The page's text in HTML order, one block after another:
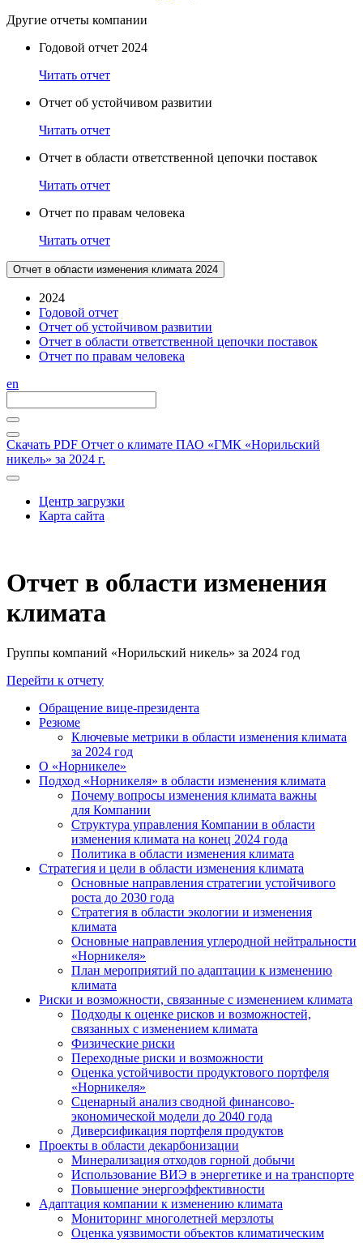
Другие отчеты компании
Годовой отчет 2024
Читать отчет
Отчет об устойчивом развитии
Читать отчет
Отчет в области ответственной цепочки поставок
Читать отчет
Отчет по правам человека
Читать отчет
Отчет в области изменения климата 2024
2024
Годовой отчет
Отчет об устойчивом развитии
Отчет в области ответственной цепочки поставок
Отчет по правам человека
en
Скачать PDF Отчет о климате ПАО «ГМК «Норильский
никель» за 2024 г.
Центр загрузки
Карта сайта
Отчет в области изменения
климата
Группы компаний «Норильский никель» за 2024 год
Перейти к отчету
Обращение вице-президента
Резюме
Ключевые метрики в области изменения климата
за 2024 год
О «Норникеле»
Подход «Норникеля» в области изменения климата
Почему вопросы изменения климата важны
для Компании
Структура управления Компании в области
изменения климата на конец 2024 года
Политика в области изменения климата
Стратегия и цели в области изменения климата
Основные направления стратегии устойчивого
роста до 2030 года
Стратегия в области экологии и изменения
климата
Основные направления углеродной нейтральности
«Норникеля»
План мероприятий по адаптации к изменению
климата
Риски и возможности, связанные с изменением климата
Подходы к оценке рисков и возможностей,
связанных с изменением климата
Физические риски
Переходные риски и возможности
Оценка устойчивости продуктового портфеля
«Норникеля»
Сценарный анализ сводной финансово-
экономической модели до 2040 года
Диверсификация портфеля продуктов
Проекты в области декарбонизации
Минерализация отходов горной добычи
Использование ВИЭ в энергетике и на транспорте
Повышение энергоэффективности
Адаптация компании к изменению климата
Мониторинг многолетней мерзлоты
Оценка уязвимости объектов климатическим